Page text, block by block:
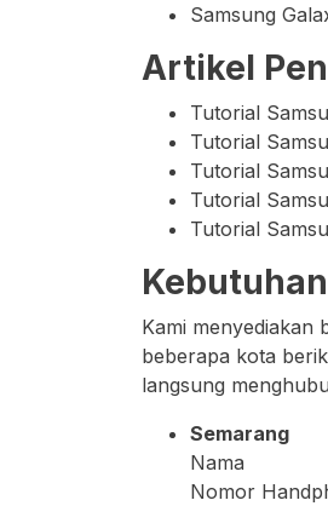
Samsung
Artikel
Tutorial
Tutorial
Tutorial
Tutorial
Tutorial
Kami menyediakan
beberapa kota
langsung
Semarang
Nama :
Nomor